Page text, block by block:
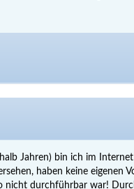
Jahren) bin ich im
haben keine eigenen
nicht durchführbar war!